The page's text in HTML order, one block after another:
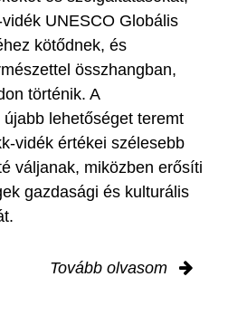
UNESCO Globális
kötődnek, és
összhangban,
történik. A
lehetőséget teremt
vidék értékei szélesebb
váljanak, miközben erősíti
gazdasági és kulturális
Tovább olvasom